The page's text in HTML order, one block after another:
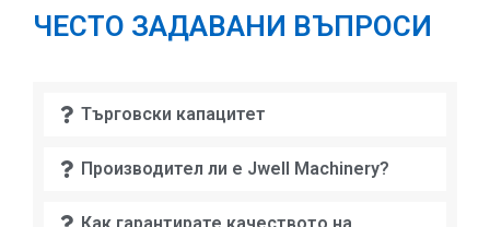
Как мога да поръчам и да направя
Какво е вашето минимално количество
за поръчка?
Какъв е производственият ви